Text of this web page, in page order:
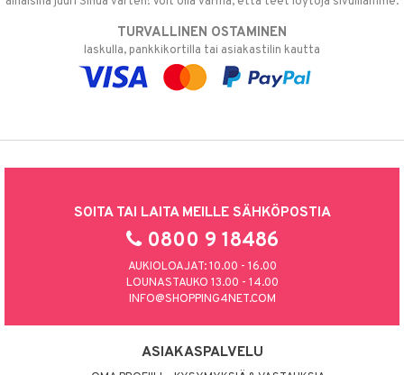
TURVALLINEN OSTAMINEN
laskulla, pankkikortilla tai asiakastilin kautta
SOITA TAI LAITA MEILLE SÄHKÖPOSTIA
0800 9 18486
AUKIOLOAJAT: 10.00 - 16.00
LOUNASTAUKO 13.00 - 14.00
INFO@SHOPPING4NET.COM
ASIAKASPALVELU